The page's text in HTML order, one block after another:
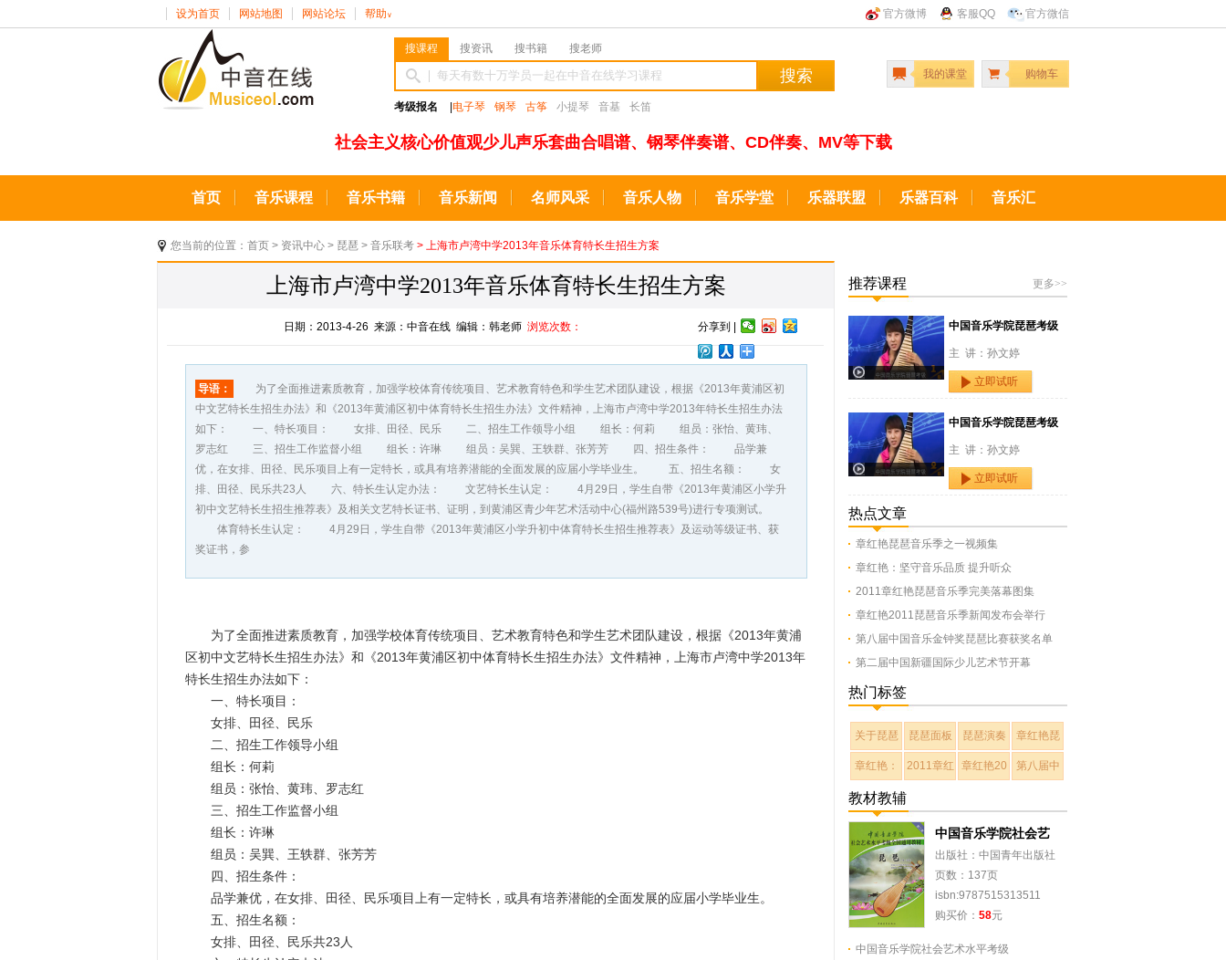
官方微博 客服QQ 官方微信
设为首页 网站地图 网站论坛 帮助 ∨
搜课程 搜资讯 搜书籍 搜老师
搜索
考级报名 电子琴 钢琴 古筝 小提琴 音基 长笛
我的课堂 购物车
社会主义核心价值观少儿声乐套曲合唱谱、钢琴伴奏谱、CD伴奏、MV等下载
首页 音乐课程 音乐书籍 音乐新闻 名师风采 音乐人物 音乐学堂 乐器联盟 乐器百科 音乐汇
您当前的位置： 首页 > 资讯中心 > 琵琶 > 音乐联考 > 上海市卢湾中学2013年音乐体育特长生招生方案
上海市卢湾中学2013年音乐体育特长生招生方案
分享到 |
日期：2013-4-26 来源：中音在线 编辑：韩老师 浏览次数：
导语：
为了全面推进素质教育，加强学校体育传统项目、艺术教育特色和学生艺术团队建设，根据《2013年黄浦区初
中文艺特长生招生办法》和《2013年黄浦区初中体育特长生招生办法》文件精神，上海市卢湾中学2013年特长生招生办法
如下： 一、特长项目： 女排、田径、民乐 二、招生工作领导小组 组长：何莉 组员：张怡、黄玮、
罗志红 三、招生工作监督小组 组长：许琳 组员：吴巽、王轶群、张芳芳 四、招生条件： 品学兼
优，在女排、田径、民乐项目上有一定特长，或具有培养潜能的全面发展的应届小学毕业生。 五、招生名额： 女
排、田径、民乐共23人 六、特长生认定办法： 文艺特长生认定： 4月29日，学生自带《2013年黄浦区小学升
初中文艺特长生招生推荐表》及相关文艺特长证书、证明，到黄浦区青少年艺术活动中心(福州路539号)进行专项测试。
体育特长生认定： 4月29日，学生自带《2013年黄浦区小学升初中体育特长生招生推荐表》及运动等级证书、获
奖证书，参
为了全面推进素质教育，加强学校体育传统项目、艺术教育特色和学生艺术团队建设，根据《2013年黄浦
区初中文艺特长生招生办法》和《2013年黄浦区初中体育特长生招生办法》文件精神，上海市卢湾中学2013年
特长生招生办法如下：
一、特长项目：
女排、田径、民乐
二、招生工作领导小组
组长：何莉
组员：张怡、黄玮、罗志红
三、招生工作监督小组
组长：许琳
组员：吴巽、王轶群、张芳芳
四、招生条件：
品学兼优，在女排、田径、民乐项目上有一定特长，或具有培养潜能的全面发展的应届小学毕业生。
五、招生名额：
女排、田径、民乐共23人
更多>>
推荐课程
中国音乐学院琵琶考级
主 讲：孙文婷
立即试听
中国音乐学院琵琶考级
主 讲：孙文婷
立即试听
热点文章
章红艳琵琶音乐季之一视频集
章红艳：坚守音乐品质 提升听众
2011章红艳琵琶音乐季完美落幕图集
章红艳2011琵琶音乐季新闻发布会举行
第八届中国音乐金钟奖琵琶比赛获奖名单
第二届中国新疆国际少儿艺术节开幕
热门标签
关于琵琶 琵琶面板 琵琶演奏 章红艳琵
章红艳： 2011章红 章红艳20 第八届中
教材教辅
中国音乐学院社会艺
出版社：中国青年出版社
页数：137页
isbn:9787515313511
购买价： 58元
中国音乐学院社会艺术水平考级